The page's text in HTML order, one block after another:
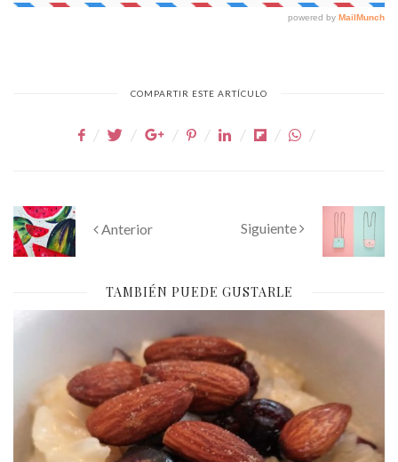
COMPARTIR ESTE ARTÍCULO
Anterior Siguiente
TAMBIÉN PUEDE GUSTARLE